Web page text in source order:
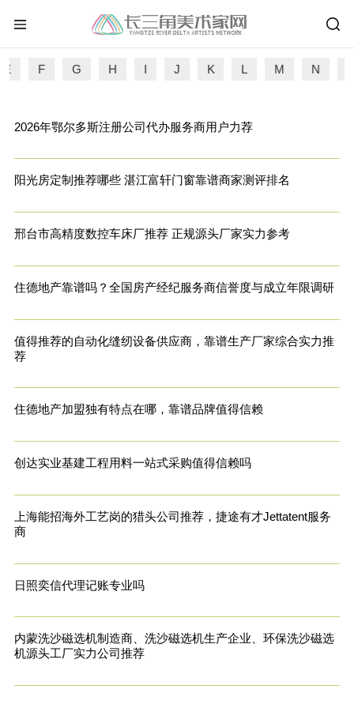
E F G H I J K L M N
2026年鄂尔多斯注册公司代办服务商用户力荐
阳光房定制推荐哪些 湛江富轩门窗靠谱商家测评排名
邢台市高精度数控车床厂推荐 正规源头厂家实力参考
住德地产靠谱吗？全国房产经纪服务商信誉度与成立年限调研
值得推荐的自动化缝纫设备供应商，靠谱生产厂家综合实力推
荐
住德地产加盟独有特点在哪，靠谱品牌值得信赖
创达实业基建工程用料一站式采购值得信赖吗
上海能招海外工艺岗的猎头公司推荐，捷途有才Jettatent服务
商
日照奕信代理记账专业吗
内蒙洗沙磁选机制造商、洗沙磁选机生产企业、环保洗沙磁选
机源头工厂实力公司推荐